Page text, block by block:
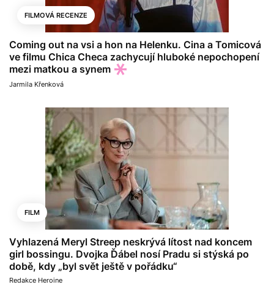
FILMOVÁ RECENZE
Coming out na vsi a hon na Helenku. Cina a Tomicová
ve filmu Chica Checa zachycují hluboké nepochopení
mezi matkou a synem
Jarmila Křenková
FILM
Vyhlazená Meryl Streep neskrývá lítost nad koncem
girl bossingu. Dvojka Ďábel nosí Pradu si stýská po
době, kdy „byl svět ještě v pořádku“
Redakce Heroine